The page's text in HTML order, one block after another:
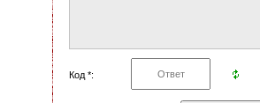
Код *: